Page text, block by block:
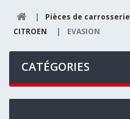
| Pièces de carrosserie
CITROEN
| EVASION
CATÉGORIES